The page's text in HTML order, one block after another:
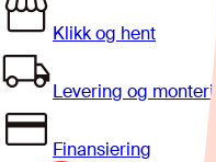
Klikk og hent
Levering og
Finansiering